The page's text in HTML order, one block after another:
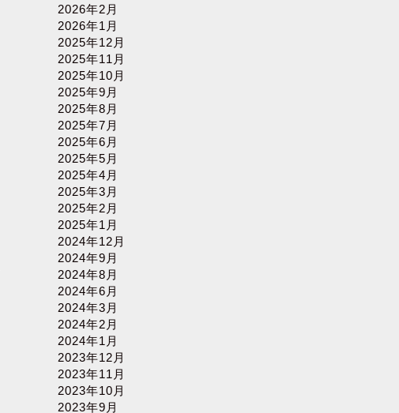
2026年2月
2026年1月
2025年12月
2025年11月
2025年10月
2025年9月
2025年8月
2025年7月
2025年6月
2025年5月
2025年4月
2025年3月
2025年2月
2025年1月
2024年12月
2024年9月
2024年8月
2024年6月
2024年3月
2024年2月
2024年1月
2023年12月
2023年11月
2023年10月
2023年9月